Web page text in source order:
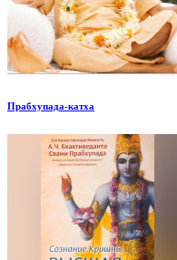
Прабхупада-катха